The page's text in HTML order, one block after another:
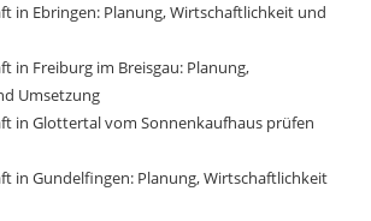
in Ebringen: Planung, Wirtschaftlichkeit und
in Freiburg im Breisgau: Planung,
Umsetzung
in Glottertal vom Sonnenkaufhaus prüfen
in Gundelfingen: Planung, Wirtschaftlichkeit